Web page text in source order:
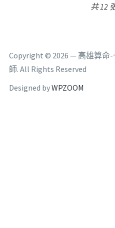
共 6
Copyright © 2026 — 高雄算命
師. All Rights Reserved
Designed byWPZOOM